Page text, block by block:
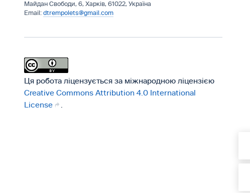
Майдан Свободи, 6, Харків, 61022, Україна
dtrempolets@gmail.com
Ця робота ліцензується за міжнародною ліцензією
Creative Commons Attribution 4.0 International
License